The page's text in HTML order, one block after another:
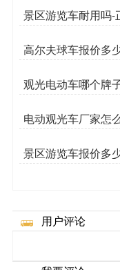
景区游览车耐用吗-
高尔夫球车报价多
菱]
观光电动车哪个牌
辆[五菱]
电动观光车厂家怎
[五菱]
景区游览车报价多
营[五菱]
用户评论